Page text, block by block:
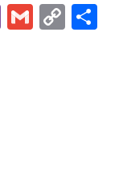
ViberGmail